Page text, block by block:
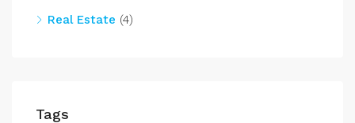
Real Estate (4)
Tags